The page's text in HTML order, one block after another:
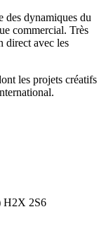
des dynamiques du
commercial. Très
direct avec les
les projets créatifs
H2X 2S6